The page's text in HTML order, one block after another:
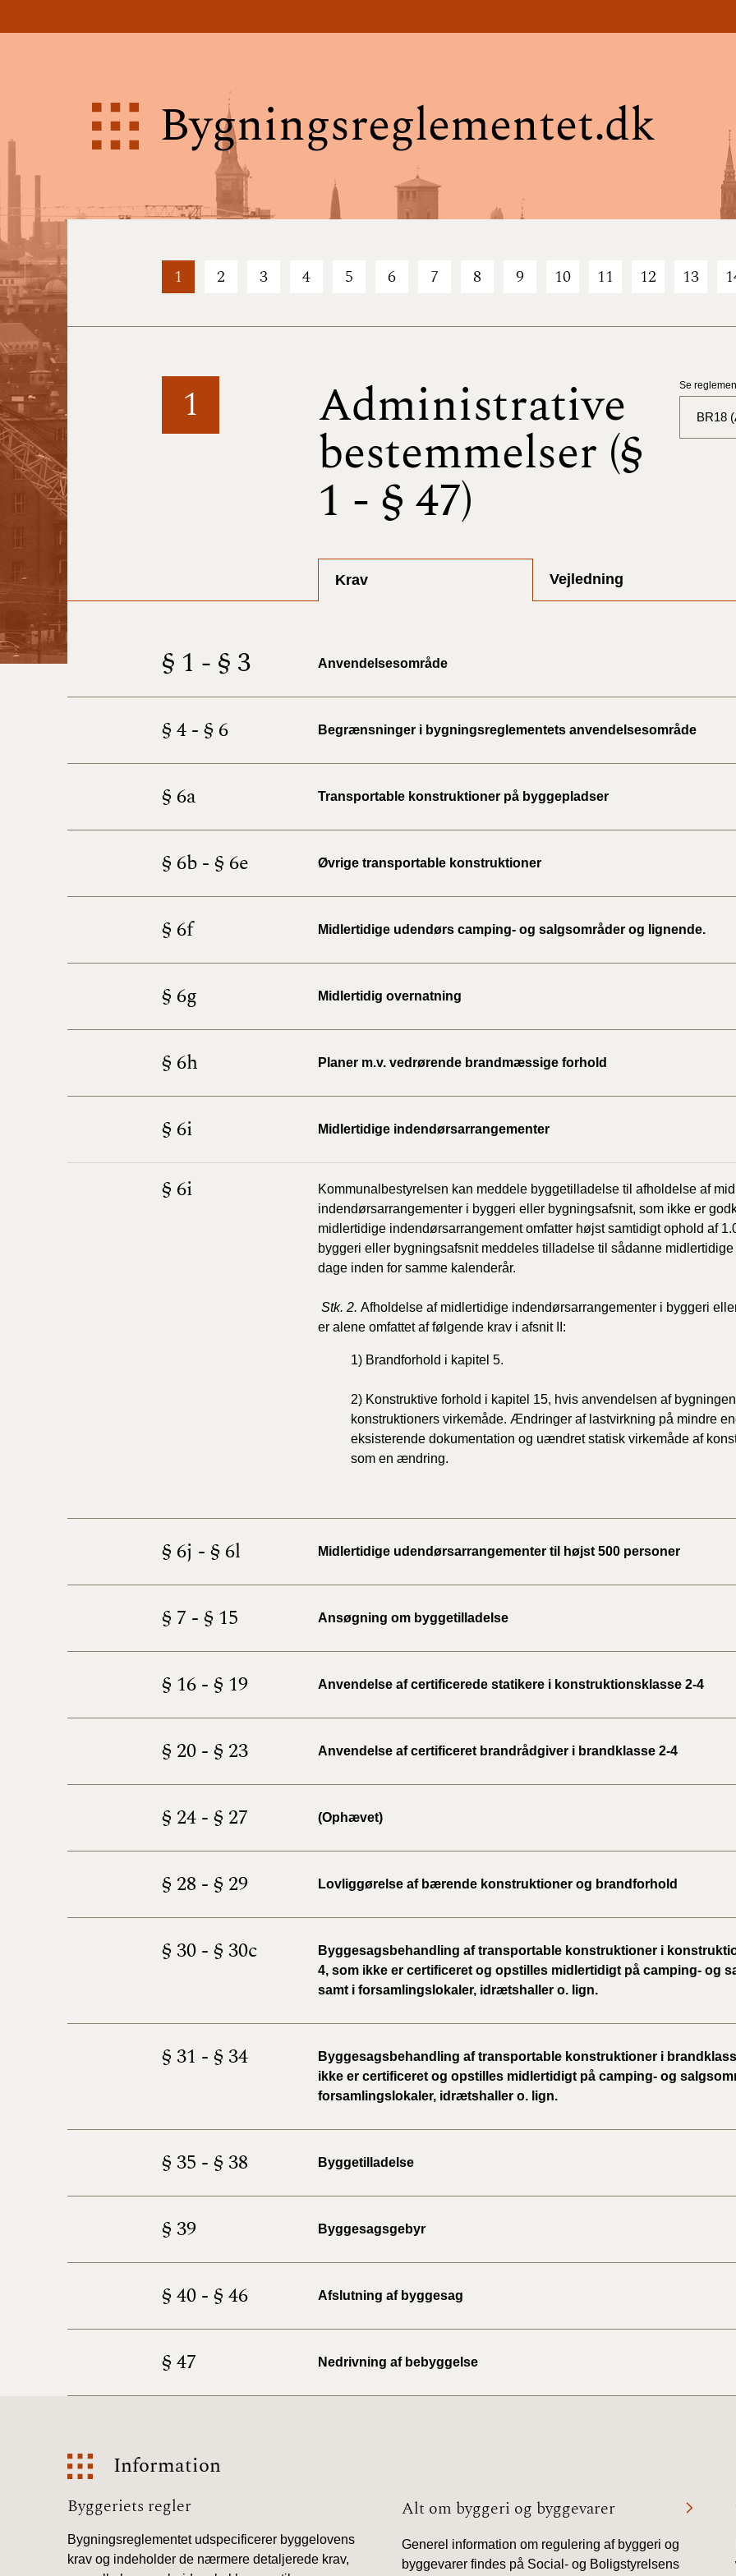
Bygningsreglementet.dk
1 2 3 4 5 6 7 8 9 10 11 12 13
1 Administrative
bestemmelser (§
1 - § 47)
Se
BR18
BR18
2023)
BR18
2021)
BR18
BR18
2019)
BR18
BR18
BR15
Krav Vejledning
§ 1 - § 3 Anvendelsesområde
§ 4 - § 6 Begrænsninger i bygningsreglementets anvendelsesområde
§ 6a Transportable konstruktioner på byggepladser
§ 6b - § 6e Øvrige transportable konstruktioner
§ 6f Midlertidige udendørs camping- og salgsområder og lignende.
§ 6g Midlertidig overnatning
§ 6h Planer m.v. vedrørende brandmæssige forhold
§ 6i Midlertidige indendørsarrangementer
§ 6i
Kommunalbestyrelsen kan meddele byggetilladelse til afholdelse af
indendørsarrangementer i byggeri eller bygningsafsnit, som ikke er
midlertidige indendørsarrangement omfatter højst samtidigt ophold af
byggeri eller bygningsafsnit meddeles tilladelse til sådanne
dage inden for samme kalenderår.
Stk. 2. Afholdelse af midlertidige indendørsarrangementer i byggeri
er alene omfattet af følgende krav i afsnit II:
1) Brandforhold i kapitel 5.
2) Konstruktive forhold i kapitel 15, hvis anvendelsen af
konstruktioners virkemåde. Ændringer af lastvirkning på mindre
eksisterende dokumentation og uændret statisk virkemåde af
som en ændring.
§ 6j - § 6l Midlertidige udendørsarrangementer til højst 500 personer
§ 7 - § 15 Ansøgning om byggetilladelse
§ 16 - § 19 Anvendelse af certificerede statikere i konstruktionsklasse 2-4
§ 20 - § 23 Anvendelse af certificeret brandrådgiver i brandklasse 2-4
§ 24 - § 27 (Ophævet)
§ 28 - § 29 Lovliggørelse af bærende konstruktioner og brandforhold
§ 30 - § 30c
Byggesagsbehandling af transportable konstruktioner i
4, som ikke er certificeret og opstilles midlertidigt på camping- og
samt i forsamlingslokaler, idrætshaller o. lign.
§ 31 - § 34
Byggesagsbehandling af transportable konstruktioner i
ikke er certificeret og opstilles midlertidigt på camping- og
forsamlingslokaler, idrætshaller o. lign.
§ 35 - § 38 Byggetilladelse
§ 39 Byggesagsgebyr
§ 40 - § 46 Afslutning af byggesag
§ 47 Nedrivning af bebyggelse
Information
Information
Byggeriets regler
Bygningsreglementet udspecificerer byggelovens
krav og indeholder de nærmere detaljerede krav,
Alt om byggeri og byggevarer
Generel information om regulering af byggeri og
byggevarer findes på Social- og Boligstyrelsens